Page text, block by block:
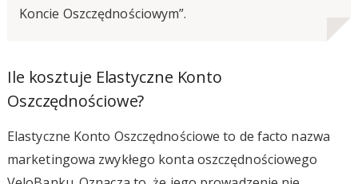
Koncie Oszczędnościowym”.
Ile kosztuje Elastyczne Konto
Oszczędnościowe?
Elastyczne Konto Oszczędnościowe to de facto nazwa
marketingowa zwykłego konta oszczędnościowego